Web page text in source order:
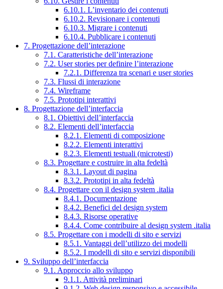
6.10.1. L’inventario dei contenuti
6.10.2. Revisionare i contenuti
6.10.3. Migrare i contenuti
6.10.4. Pubblicare i contenuti
7. Progettazione dell’interazione
7.1. Caratteristiche dell’interazione
7.2. User stories per definire l’interazione
7.2.1. Differenza tra scenari e user stories
7.3. Flussi di interazione
7.4. Wireframe
7.5. Prototipi interattivi
8. Progettazione dell’interfaccia
8.1. Obiettivi dell’interfaccia
8.2. Elementi dell’interfaccia
8.2.1. Elementi di composizione
8.2.2. Elementi interattivi
8.2.3. Elementi testuali (microtesti)
8.3. Progettare e costruire in alta fedeltà
8.3.1. Layout di pagina
8.3.2. Prototipi in alta fedeltà
8.4. Progettare con il design system .italia
8.4.1. Documentazione
8.4.2. Benefici del design system
8.4.3. Risorse operative
8.4.4. Come contribuire al design system .italia
8.5. Progettare con i modelli di sito e servizi
8.5.1. Vantaggi dell’utilizzo dei modelli
8.5.2. I modelli di sito e servizi disponibili
9. Sviluppo dell’interfaccia
9.1. Approccio allo sviluppo
9.1.1. Attività preliminari